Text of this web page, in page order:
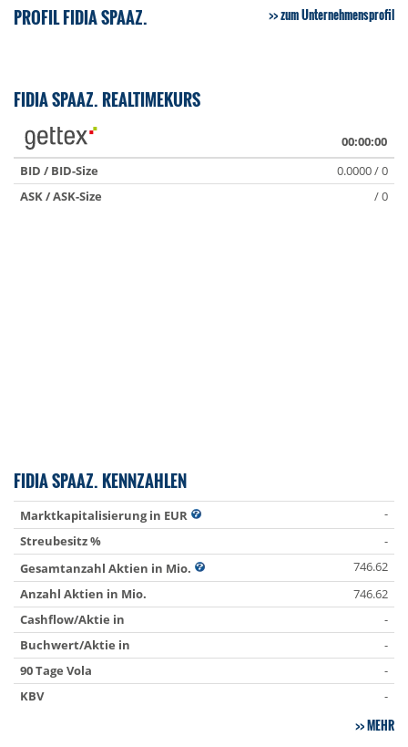
PROFIL FIDIA SPAAZ. zum Unternehmensprofil
FIDIA SPAAZ. REALTIMEKURS
00:00:00
BID / BID-Size
0.0000 / 0
ASK / ASK-Size
/ 0
FIDIA SPAAZ. KENNZAHLEN
Marktkapitalisierung in EUR
-
Streubesitz %
-
Gesamtanzahl Aktien in Mio.
746.62
Anzahl Aktien in Mio.
746.62
Cashflow/Aktie in
-
Buchwert/Aktie in
-
90 Tage Vola
-
KBV
-
MEHR